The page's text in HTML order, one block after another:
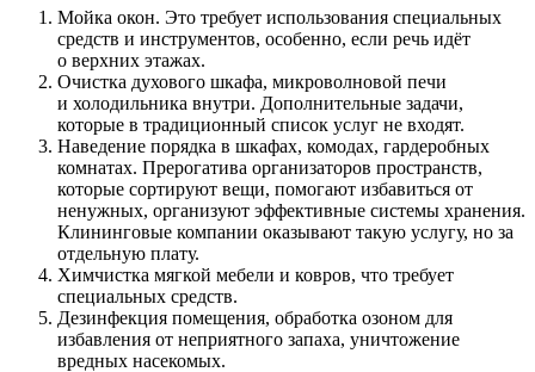
Мойка окон. Это требует использования специальных
средств и инструментов, особенно, если речь идёт
о верхних этажах.
Очистка духового шкафа, микроволновой печи
и холодильника внутри. Дополнительные задачи,
которые в традиционный список услуг не входят.
Наведение порядка в шкафах, комодах, гардеробных
комнатах. Прерогатива организаторов пространств,
которые сортируют вещи, помогают избавиться от
ненужных, организуют эффективные системы хранения.
Клининговые компании оказывают такую услугу, но за
отдельную плату.
Химчистка мягкой мебели и ковров, что требует
специальных средств.
Дезинфекция помещения, обработка озоном для
избавления от неприятного запаха, уничтожение
вредных насекомых.